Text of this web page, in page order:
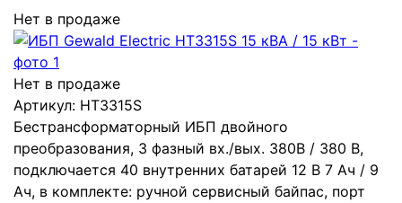
Нет в продаже
Нет в продаже
Артикул: HT3315S
Бестрансформаторный ИБП двойного
преобразования, 3 фазный вх./вых. 380В / 380 В,
подключается 40 внутренних батарей 12 В 7 Ач / 9
Ач, в комплекте: ручной сервисный байпас, порт